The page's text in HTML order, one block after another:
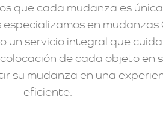
que cada mudanza es
en
un servicio integral que
de cada objeto en
su mudanza en una
eficiente.